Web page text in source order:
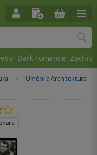
»
Umění a Architektura
Dark romance